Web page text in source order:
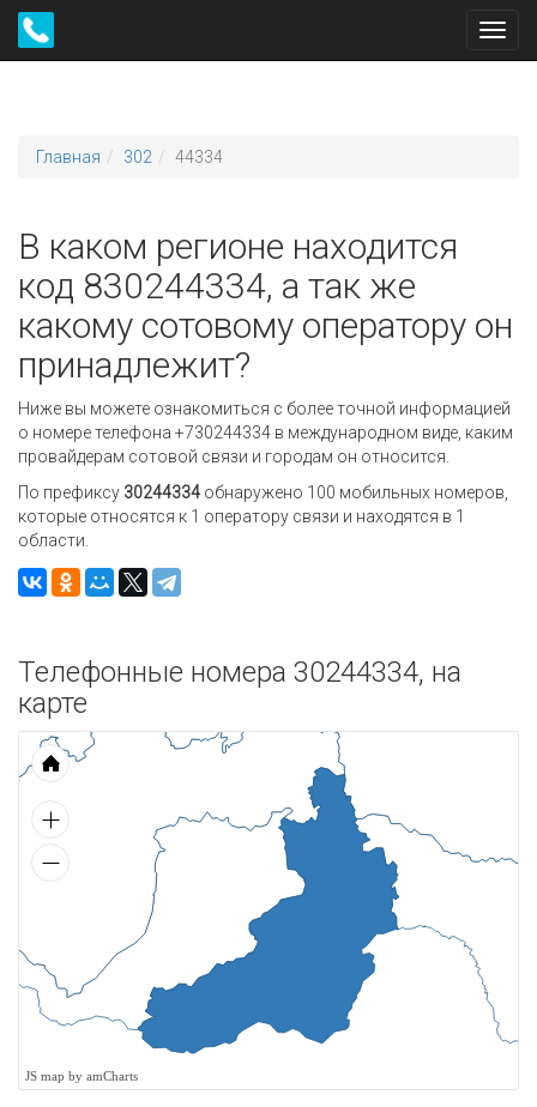
Главная 302 44334
В каком регионе находится
код 830244334, а так же
какому сотовому оператору он
принадлежит?
Ниже вы можете ознакомиться с более точной информацией
о номере телефона +730244334 в международном виде, каким
провайдерам сотовой связи и городам он относится.
По префиксу 30244334 обнаружено 100 мобильных номеров,
которые относятся к 1 оператору связи и находятся в 1
области.
Телефонные номера 30244334, на
карте
JS map by amCharts